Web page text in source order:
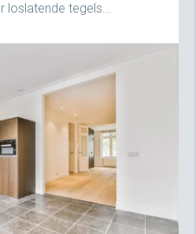
loslatende tegels...